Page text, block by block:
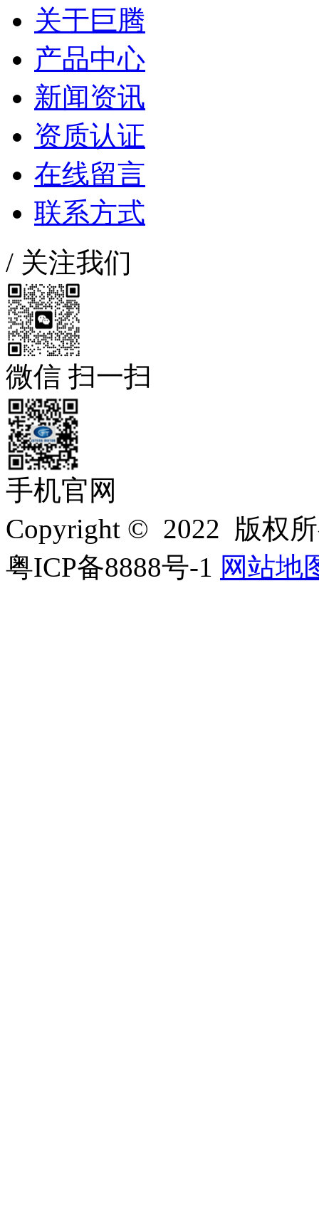
关于巨腾
产品中心
新闻资讯
资质认证
在线留言
联系方式
/ 关注我们
微信 扫一扫
手机官网
Copyright © 2022 版权
粤ICP备8888号-1 网站地